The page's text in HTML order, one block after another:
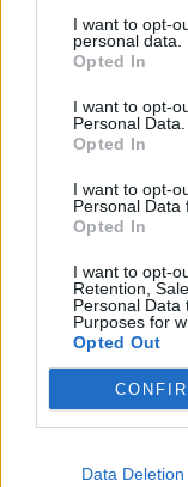
I want to opt-
personal data.
Opted In
I want to opt-
Personal Data.
Opted In
I want to opt-
Personal Data
Opted In
I want to opt-
Retention,
Personal Data
Purposes for
Opted Out
Data Deletion
L'email è richiesta ma
commento esprime il
commenti non sono testi
possono essere
che includano uno o più